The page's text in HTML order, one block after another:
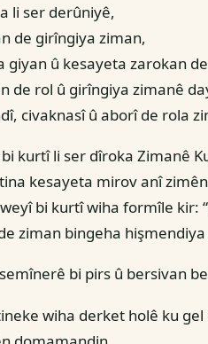
li ser derûniyê,
de girîngiya ziman,
giyan û kesayeta zarokan
de rol û girîngiya zimanê
civaknasî û aborî de rola
kurtî li ser dîroka Zimanê
kesayeta mirov anî
bi kurtî wiha formîle kir:
ziman bingeha
bi pirs û bersivan
wiha derket holê ku